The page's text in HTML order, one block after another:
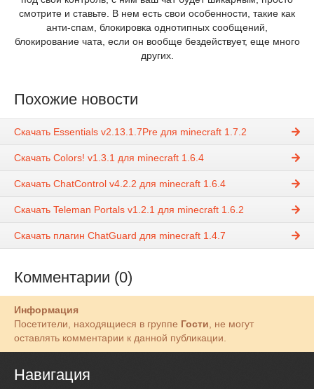
смотрите и ставьте. В нем есть свои особенности, такие как
анти-спам, блокировка однотипных сообщений,
блокирование чата, если он вообще бездействует, еще много
других.
Похожие новости
Скачать Essentials v2.13.1.7Pre для minecraft 1.7.2
Скачать Colors! v1.3.1 для minecraft 1.6.4
Скачать ChatControl v4.2.2 для minecraft 1.6.4
Скачать Teleman Portals v1.2.1 для minecraft 1.6.2
Скачать плагин ChatGuard для minecraft 1.4.7
Комментарии (0)
Информация
Посетители, находящиеся в группе Гости , не могут
оставлять комментарии к данной публикации.
Навигация